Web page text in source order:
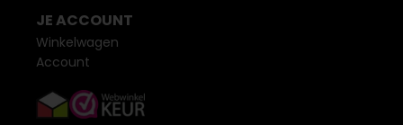
JE ACCOUNT
Winkelwagen
Account